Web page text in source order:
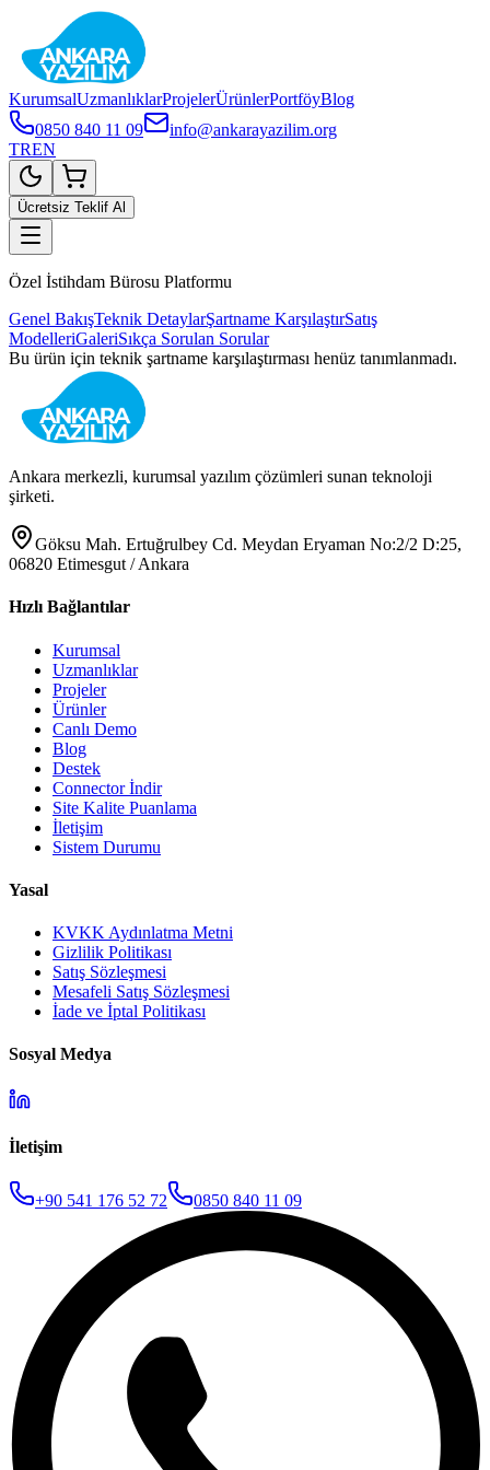
KurumsalUzmanlıklarProjelerÜrünlerPortföyBlog
0850 840 11 09
info@ankarayazilim.org
TREN
Ücretsiz Teklif Al
Özel İstihdam Bürosu Platformu
Genel BakışTeknik DetaylarŞartname KarşılaştırSatış
ModelleriGaleriSıkça Sorulan Sorular
Bu ürün için teknik şartname karşılaştırması henüz tanımlanmadı.
Ankara merkezli, kurumsal yazılım çözümleri sunan teknoloji
şirketi.
Göksu Mah. Ertuğrulbey Cd. Meydan Eryaman No:2/2 D:25,
06820 Etimesgut / Ankara
Hızlı Bağlantılar
Kurumsal
Uzmanlıklar
Projeler
Ürünler
Canlı Demo
Blog
Destek
Connector İndir
Site Kalite Puanlama
İletişim
Sistem Durumu
Yasal
KVKK Aydınlatma Metni
Gizlilik Politikası
Satış Sözleşmesi
Mesafeli Satış Sözleşmesi
İade ve İptal Politikası
Sosyal Medya
İletişim
+90 541 176 52 72 0850 840 11 09